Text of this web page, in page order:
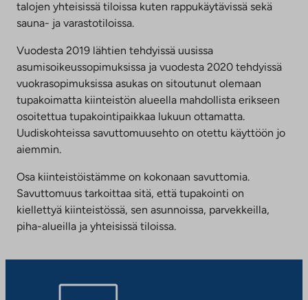
talojen yhteisissä tiloissa kuten rappukäytävissä sekä
sauna- ja varastotiloissa.
Vuodesta 2019 lähtien tehdyissä uusissa
asumisoikeussopimuksissa ja vuodesta 2020 tehdyissä
vuokrasopimuksissa asukas on sitoutunut olemaan
tupakoimatta kiinteistön alueella mahdollista erikseen
osoitettua tupakointipaikkaa lukuun ottamatta.
Uudiskohteissa savuttomuusehto on otettu käyttöön jo
aiemmin.
Osa kiinteistöistämme on kokonaan savuttomia.
Savuttomuus tarkoittaa sitä, että tupakointi on
kiellettyä kiinteistössä, sen asunnoissa, parvekkeilla,
piha-alueilla ja yhteisissä tiloissa.